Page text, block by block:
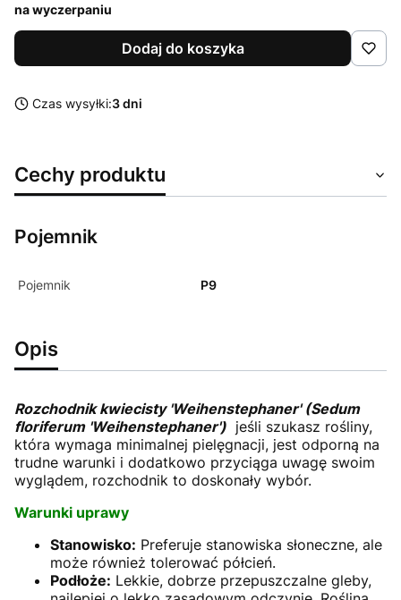
na wyczerpaniu
Dodaj do koszyka
Czas wysyłki:3 dni
Cechy produktu
Pojemnik
Pojemnik P9
Opis
Rozchodnik kwiecisty 'Weihenstephaner' (Sedum
floriferum 'Weihenstephaner') jeśli szukasz rośliny,
która wymaga minimalnej pielęgnacji, jest odporną na
trudne warunki i dodatkowo przyciąga uwagę swoim
wyglądem, rozchodnik to doskonały wybór.
Warunki uprawy
Stanowisko: Preferuje stanowiska słoneczne, ale
może również tolerować półcień.
Podłoże: Lekkie, dobrze przepuszczalne gleby,